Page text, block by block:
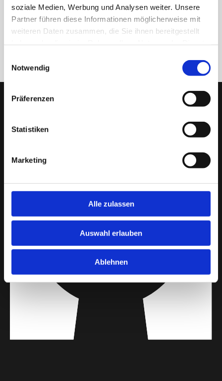
soziale Medien, Werbung und Analysen weiter. Unsere
Partner führen diese Informationen möglicherweise mit
weiteren Daten zusammen, die Sie ihnen bereitgestellt
Notwendig
Präferenzen
Statistiken
Marketing
Alle zulassen
Auswahl erlauben
Ablehnen